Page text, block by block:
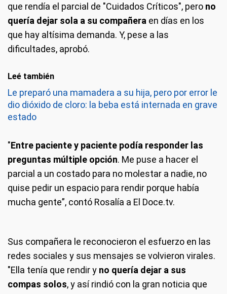
que rendía el parcial de "Cuidados Críticos", pero no
quería dejar sola a su compañera en días en los
que hay altísima demanda. Y, pese a las
dificultades, aprobó.
Leé también
Le preparó una mamadera a su hija, pero por error le
dio dióxido de cloro: la beba está internada en grave
estado
"Entre paciente y paciente podía responder las
preguntas múltiple opción. Me puse a hacer el
parcial a un costado para no molestar a nadie, no
quise pedir un espacio para rendir porque había
mucha gente”, contó Rosalía a El Doce.tv.
Sus compañera le reconocieron el esfuerzo en las
redes sociales y sus mensajes se volvieron virales.
"Ella tenía que rendir y no quería dejar a sus
compas solos, y así rindió con la gran noticia que